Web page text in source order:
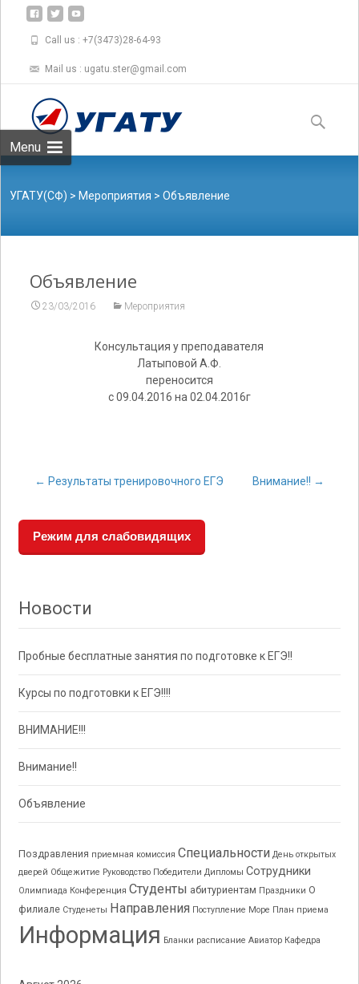
Call us : +7(3473)28-64-93
Mail us : ugatu.ster@gmail.com
Menu
content
Найти:
УГАТУ(СФ) > Мероприятия >Объявление
Объявление
23/03/2016 Мероприятия
Консультация у преподавателя
Латыповой А.Ф.
переносится
с 09.04.2016 на 02.04.2016г
Post navigation
← Результаты тренировочного ЕГЭ Внимание!! →
Режим для слабовидящих
Новости
Пробные бесплатные занятия по подготовке к ЕГЭ!!
Курсы по подготовки к ЕГЭ!!!!
ВНИМАНИЕ!!!
Внимание!!
Объявление
Поздравления приемная комиссия Специальности День открытых
дверей Общежитие Руководство Победители Дипломы Сотрудники
Олимпиада Конференция Студенты абитуриентам Праздники О
филиале Студенеты Направления Поступление Море План приема
Информация Бланки расписание Авиатор Кафедра